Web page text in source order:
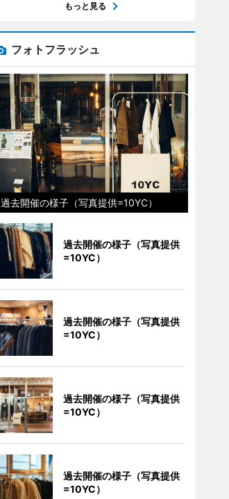
もっと見る
フォトフラッシュ
過去開催の様子（写真提供=10YC）
過去開催の様子（写真提供
=10YC）
過去開催の様子（写真提供
=10YC）
過去開催の様子（写真提供
=10YC）
過去開催の様子（写真提供
=10YC）